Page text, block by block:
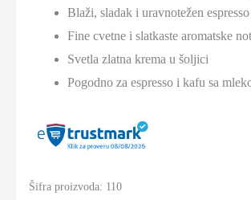
količina
Blaži, sladak i uravnotežen
Fine cvetne i slatkaste aromatske
Svetla zlatna krema u šoljici
Pogodno za espresso i kafu sa
Šifra proizvoda: 110